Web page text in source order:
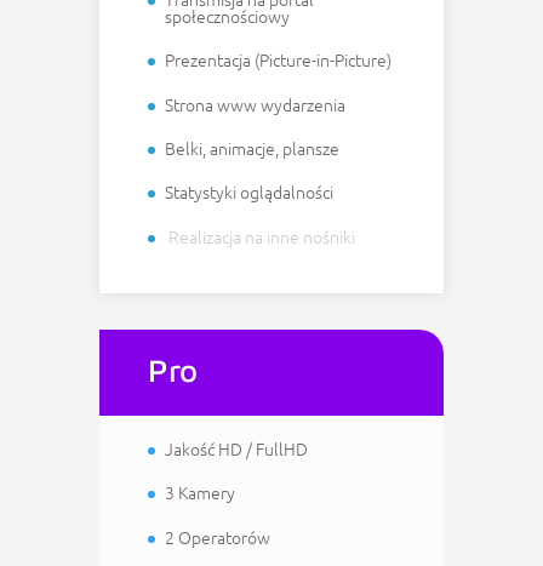
społecznościowy
Prezentacja (Picture-in-Picture)
Strona www wydarzenia
Belki, animacje, plansze
Statystyki oglądalności
Realizacja na inne nośniki
Pro
Jakość HD / FullHD
3 Kamery
2 Operatorów